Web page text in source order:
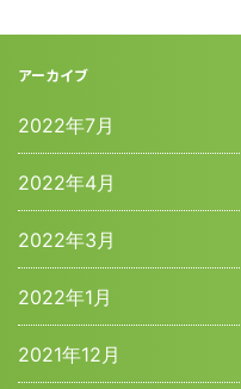
アーカイブ
2022年7月
2022年4月
2022年3月
2022年1月
2021年12月